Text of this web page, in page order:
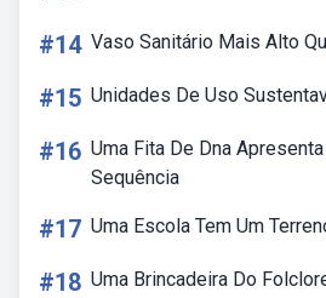
#14 Vaso Sanitário Mais Alto
#15 Unidades De Uso
#16 Uma Fita De Dna
Sequência
#17 Uma Escola Tem Um
#18 Uma Brincadeira Do